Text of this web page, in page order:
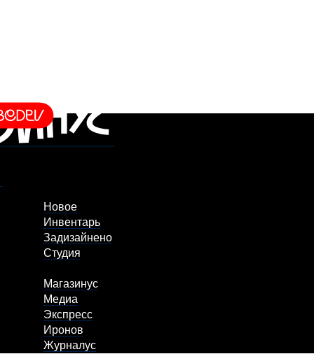
Новое
Инвентарь
Задизайнено
Студия
Магазинус
Медиа
Экспресс
Иронов
Журналус